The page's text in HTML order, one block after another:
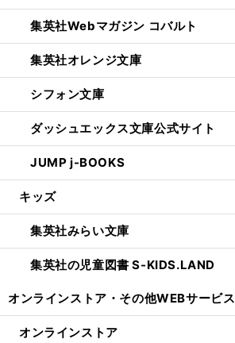
集英社Webマガジン コバルト
集英社オレンジ文庫
シフォン文庫
ダッシュエックス文庫公式サイト
JUMP j-BOOKS
キッズ
集英社みらい文庫
集英社の児童図書 S-KIDS.LAND
オンラインストア・ その他WEBサービス
オンラインストア